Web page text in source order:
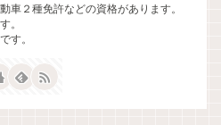
車２種免許などの資格があります。
。
す。